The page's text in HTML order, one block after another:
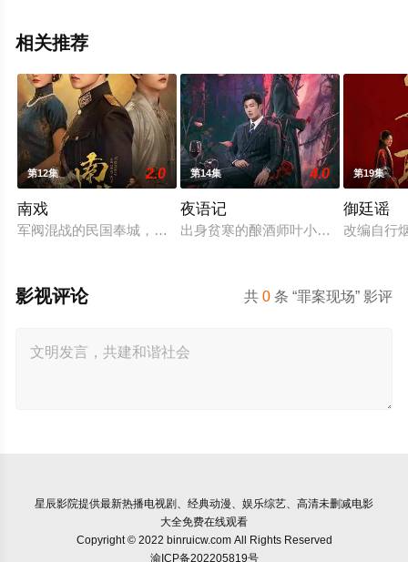
相关推荐
第12集 2.0
南戏
军阀混战的民国奉城，玉佛头离奇失窃，戏班主横尸戏台，将
第14集 4.0
夜语记
出身贫寒的酿酒师叶小唯遭遇爱人程
第19集
御廷谣
改编自行
共0 条 “罪案现场” 影评
影视评论
星辰影院提供最新热播电视剧、经典动漫、娱乐综艺、高清未删减电影
大全免费在线观看
Copyright © 2022 binruicw.com All Rights Reserved
渝ICP备202205819号